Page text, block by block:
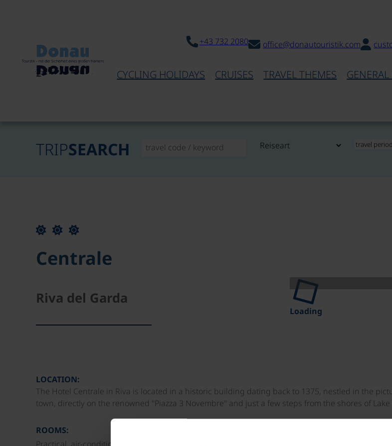
+43 732 2080 office@donautouristik.com
CYCLING HOLIDAYS CRUISES TRAVEL THEMES
TRIPSEARCH
Centrale
Riva del Garda
Loading
LOCATION:
The Hotel Centrale in Riva is located in a historic building dating back to 1375, nestled in the
town, directly on the renowned "Piazza 3 Novembre" and just a few steps from the shores of Lake
ROOMS: